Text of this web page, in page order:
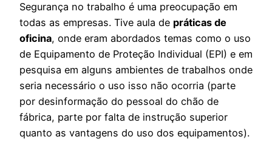
Segurança no trabalho é uma preocupação em
todas as empresas. Tive aula de práticas de
oficina, onde eram abordados temas como o uso
de Equipamento de Proteção Individual (EPI) e em
pesquisa em alguns ambientes de trabalhos onde
seria necessário o uso isso não ocorria (parte
por desinformação do pessoal do chão de
fábrica, parte por falta de instrução superior
quanto as vantagens do uso dos equipamentos).